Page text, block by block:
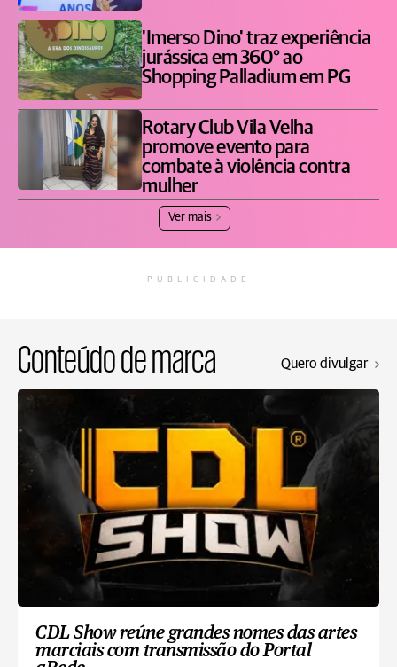
'Imerso Dino' traz experiência
jurássica em 360° ao
Shopping Palladium em PG
Rotary Club Vila Velha
promove evento para
combate à violência contra
mulher
Ver mais
PUBLICIDADE
Conteúdo de marca Quero divulgar
CDL Show reúne grandes nomes das artes
marciais com transmissão do Portal